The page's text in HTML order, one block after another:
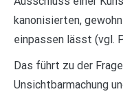
kanonisierten,
einpassen lässt (vgl.
Das führt zu der
Unsichtbarmachung